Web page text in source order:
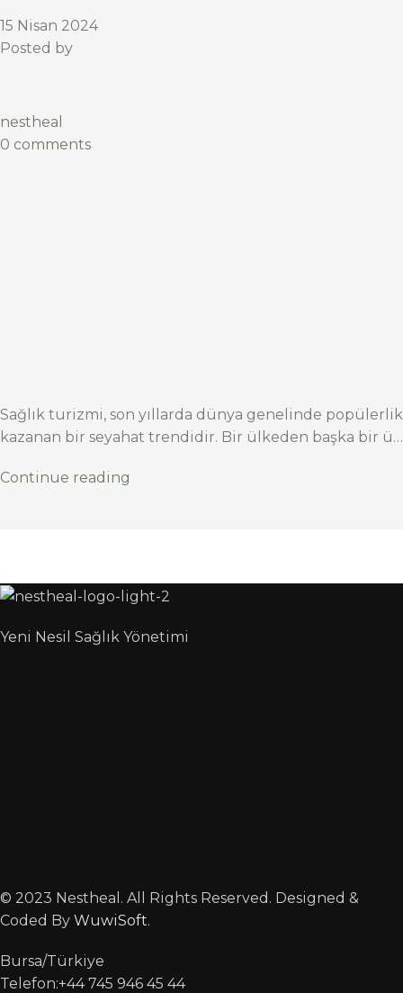
15 Nisan 2024
Posted by
nestheal
0 comments
Sağlık turizmi, son yıllarda dünya genelinde popülerlik
kazanan bir seyahat trendidir. Bir ülkeden başka bir ü…
Continue reading
Yeni Nesil Sağlık Yönetimi
© 2023 Nestheal. All Rights Reserved. Designed &
Coded By WuwiSoft.
Bursa/Türkiye
Telefon:+44 745 946 45 44